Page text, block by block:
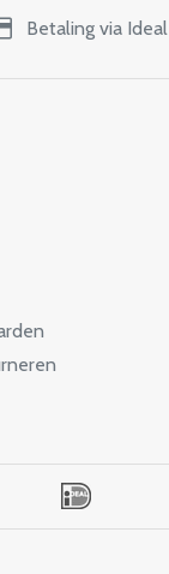
Betaling via Ideal